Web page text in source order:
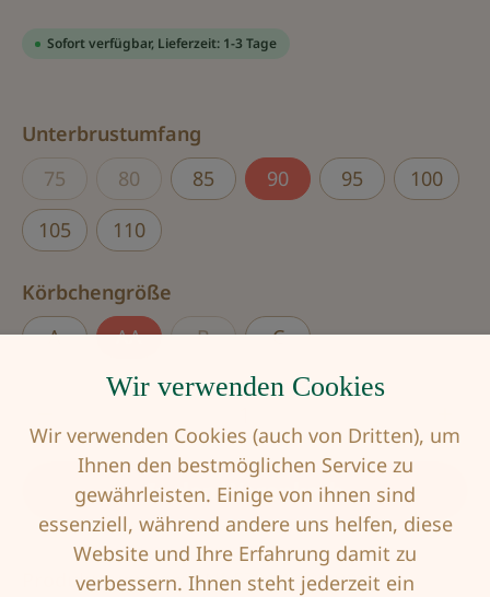
Sofort verfügbar, Lieferzeit: 1-3 Tage
Unterbrustumfang
75(Diese Option ist zurzeit nicht verfügbar.)
80(Diese Option ist zurzeit nicht verfügbar.)
85 90 95
100
105
110
Körbchengröße
A
AA B C
Produkt Anzahl: Gib den gewünschten
In den Warenkorb
Produktnummer:ANI-5726X-408-90AA
Wir verwenden Cookies
Wir verwenden Cookies (auch von Dritten), um
Ihnen den bestmöglichen Service zu
gewährleisten. Einige von ihnen sind
essenziell, während andere uns helfen, diese
Website und Ihre Erfahrung damit zu
verbessern. Ihnen steht jederzeit ein